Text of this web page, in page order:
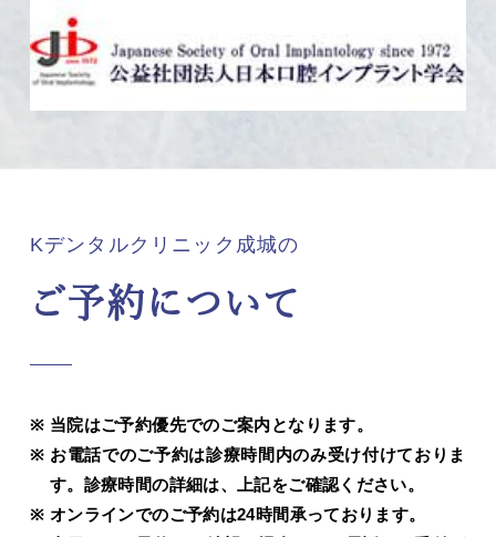
Kデンタルクリニック成城の
ご予約について
当院はご予約優先でのご案内となります。
お電話でのご予約は診療時間内のみ受け付けておりま
す。診療時間の詳細は、上記をご確認ください。
オンラインでのご予約は24時間承っております。